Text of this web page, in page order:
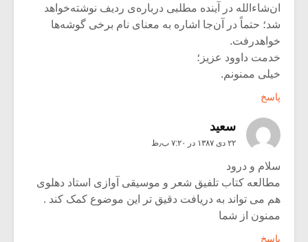
ان‌شاءالله در آینده مطلبی درباره‌ی ردیف نوشته‌خواهد
شد؛ حتماً در آن‌جا اشاره به معنای نام برخی گوشه‌ها
خواهدرفت.
خدمت داوود عزیز؛
خیلی ممنونم.
پاسخ
سعید
۲۲ دی ۱۳۸۷ در ۷:۲۰ ب٫ظ
سلام و درود
مطالعه کتاب تلفیق شعر و موسیقی آوازی استاد دهلوی
هم می تواند به دریافت دقیق تر این موضوع کمک کند .
ممنون از شما
پاسخ